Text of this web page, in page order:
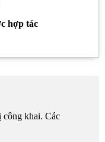
hợp tác
công khai. Các